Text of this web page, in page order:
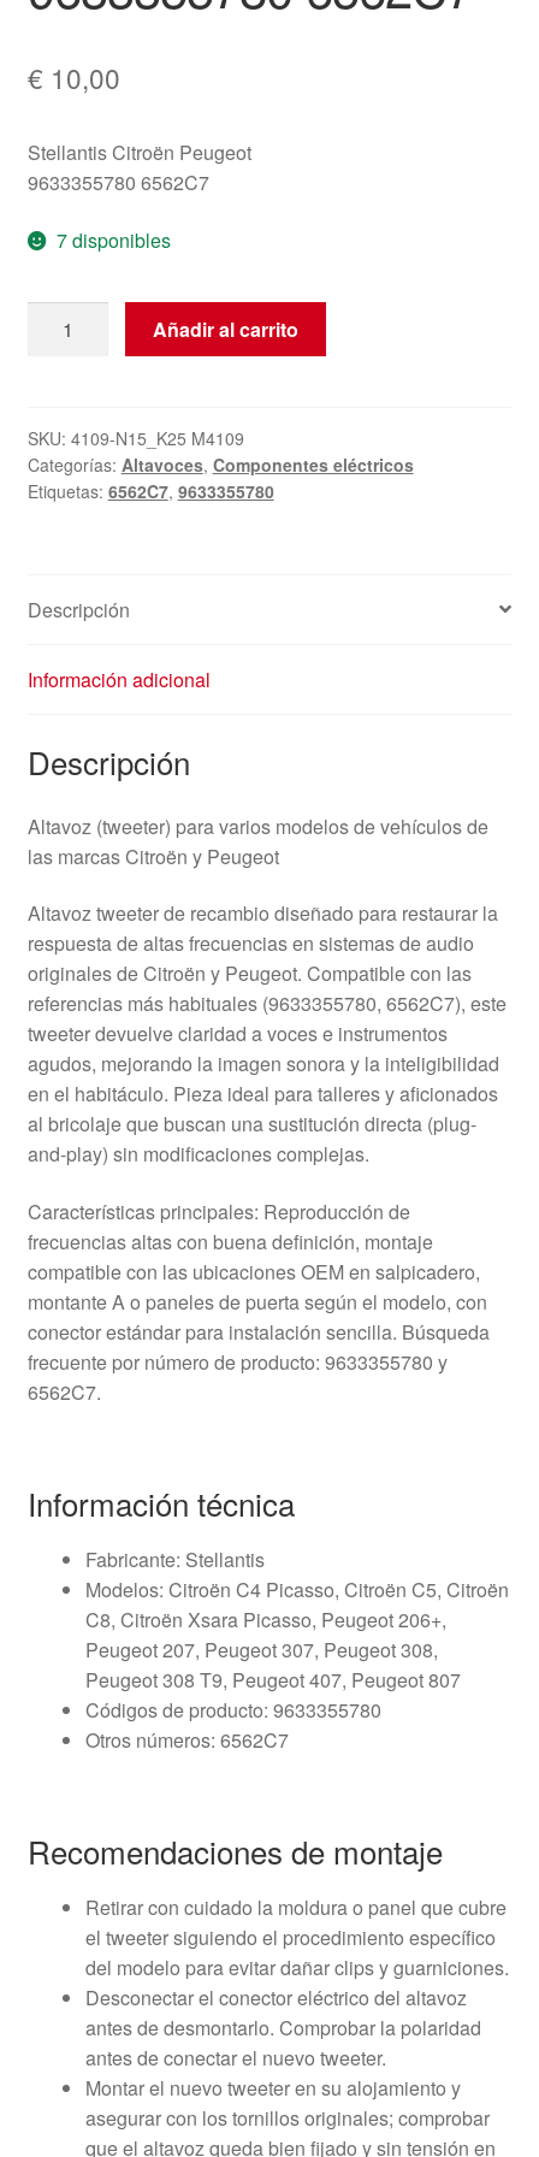
€ 10,00
Stellantis Citroën Peugeot
9633355780 6562C7
7 disponibles
(tweeter)
9633355780
6562C7
cantidad
Añadir al carrito
SKU: 4109-N15_K25 M4109
Categorías: Altavoces, Componentes eléctricos
Etiquetas: 6562C7, 9633355780
Descripción
Información adicional
Descripción
Altavoz (tweeter) para varios modelos de vehículos de
las marcas Citroën y Peugeot
Altavoz tweeter de recambio diseñado para restaurar la
respuesta de altas frecuencias en sistemas de audio
originales de Citroën y Peugeot. Compatible con las
referencias más habituales (9633355780, 6562C7), este
tweeter devuelve claridad a voces e instrumentos
agudos, mejorando la imagen sonora y la inteligibilidad
en el habitáculo. Pieza ideal para talleres y aficionados
al bricolaje que buscan una sustitución directa (plug-
and-play) sin modificaciones complejas.
Características principales: Reproducción de
frecuencias altas con buena definición, montaje
compatible con las ubicaciones OEM en salpicadero,
montante A o paneles de puerta según el modelo, con
conector estándar para instalación sencilla. Búsqueda
frecuente por número de producto: 9633355780 y
6562C7.
Información técnica
Fabricante: Stellantis
Modelos: Citroën C4 Picasso, Citroën C5, Citroën
C8, Citroën Xsara Picasso, Peugeot 206+,
Peugeot 207, Peugeot 307, Peugeot 308,
Peugeot 308 T9, Peugeot 407, Peugeot 807
Códigos de producto: 9633355780
Otros números: 6562C7
Recomendaciones de montaje
Retirar con cuidado la moldura o panel que cubre
el tweeter siguiendo el procedimiento específico
del modelo para evitar dañar clips y guarniciones.
Desconectar el conector eléctrico del altavoz
antes de desmontarlo. Comprobar la polaridad
antes de conectar el nuevo tweeter.
Montar el nuevo tweeter en su alojamiento y
asegurar con los tornillos originales; comprobar
que el altavoz queda bien fijado y sin tensión en